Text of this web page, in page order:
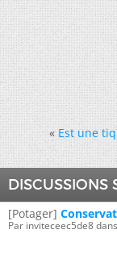
« Est une
DISCUSSIONS
[Potager]
Par inviteceec5de8